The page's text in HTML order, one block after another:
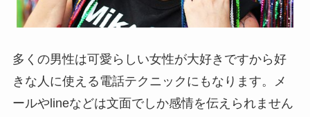
多くの男性は可愛らしい女性が大好きですから好
きな人に使える電話テクニックにもなります。メ
ールやlineなどは文面でしか感情を伝えられません